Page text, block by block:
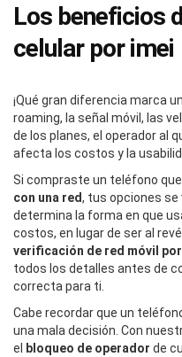
Los beneficios
celular por imei
¡Qué gran diferencia marca
roaming, la señal móvil, las
de los planes, el operador al
afecta los costos y la
Si compraste un teléfono
con una red, tus opciones se
determina la forma en que
costos, en lugar de ser al
verificación de red móvil por
todos los detalles antes de
correcta para ti.
Cabe recordar que un
una mala decisión. Con
el
bloqueo de operador de